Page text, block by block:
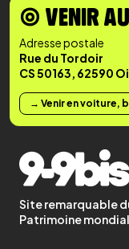
◉ VENIR
Adresse postale
Rue du Tordoir
CS 50163, 62590
→ Venir en voiture,
Site remarquable
Patrimoine mondial